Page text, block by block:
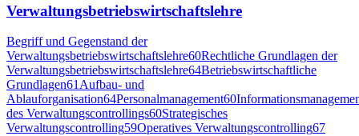
Verwaltungsbetriebswirtschaftslehre
Begriff und Gegenstand der
Verwaltungsbetriebswirtschaftslehre60Rechtliche Grundlagen der
Verwaltungsbetriebswirtschaftslehre64Betriebswirtschaftliche
Grundlagen61Aufbau- und
Ablauforganisation64Personalmanagement60
des Verwaltungscontrollings60Strategisches
Verwaltungscontrolling59Operatives Verwaltungscontrolling67